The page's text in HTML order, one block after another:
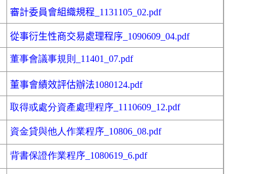
審計委員會組織規程_1131105_02.pdf
從事衍生性商交易處理程序_1090609_04.pdf
董事會議事規則_11401_07.pdf
董事會績效評估辦法1080124.pdf
取得或處分資產處理程序_1110609_12.pdf
資金貸與他人作業程序_10806_08.pdf
背書保證作業程序_1080619_6.pdf